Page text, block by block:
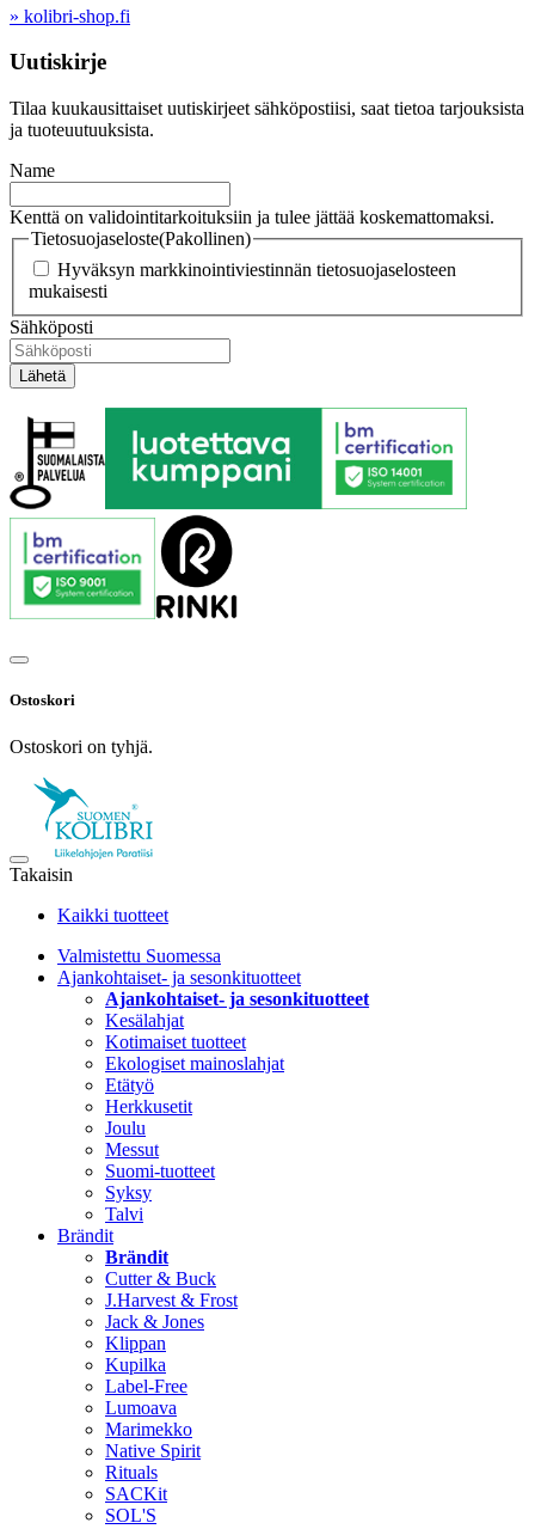
» kolibri-shop.fi
Uutiskirje
Tilaa kuukausittaiset uutiskirjeet sähköpostiisi, saat tietoa tarjouksista
ja tuoteuutuuksista.
Name
Kenttä on validointitarkoituksiin ja tulee jättää koskemattomaksi.
Tietosuojaseloste(Pakollinen)
Hyväksyn markkinointiviestinnän tietosuojaselosteen
mukaisesti
Sähköposti
Ostoskori
Ostoskori on tyhjä.
Takaisin
Kaikki tuotteet
Valmistettu Suomessa
Ajankohtaiset- ja sesonkituotteet
Ajankohtaiset- ja sesonkituotteet
Kesälahjat
Kotimaiset tuotteet
Ekologiset mainoslahjat
Etätyö
Herkkusetit
Joulu
Messut
Suomi-tuotteet
Syksy
Talvi
Brändit
Brändit
Cutter & Buck
J.Harvest & Frost
Jack & Jones
Klippan
Kupilka
Label-Free
Lumoava
Marimekko
Native Spirit
Rituals
SACKit
SOL'S